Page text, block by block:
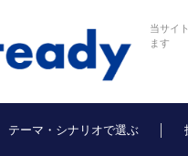
当サイ
ます
テーマ・シナリオで選ぶ